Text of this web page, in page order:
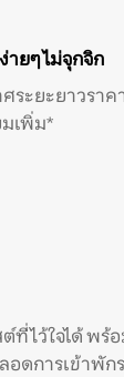
ยๆ ไม่จุกจิก
ระยะยาวราค
เพิ่ม*
ที่ไว้ใจได้ พ
อดการเข้าพัก